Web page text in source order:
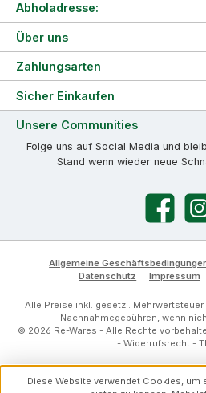
Über uns
Zahlungsarten
Abholadresse:
Sicher Einkaufen
Unsere Communities
Folge uns auf Social Media und
Stand wenn wieder neue
Facebook
Allgemeine
Datenschutz
Impressum
Alle Preise inkl. gesetzl. Mehrwertsteuer
Nachnahmegebühren, wenn
© 2026 Re-Wares - Alle Rechte
- Widerrufsrecht-
Diese Website verwendet Cookies, um